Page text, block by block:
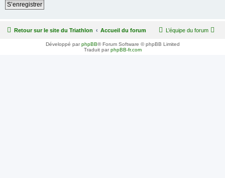
S’enregistrer
Retour sur le site du Triathlon Accueil du forum L’équipe du forum
Développé parphpBB® Forum Software © phpBB Limited
Traduit parphpBB-fr.com